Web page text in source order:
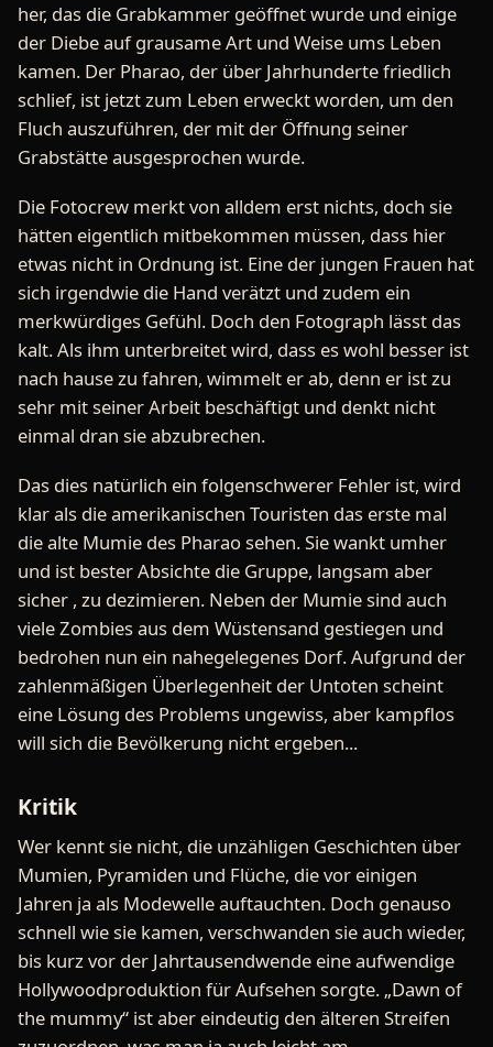
her, das die Grabkammer geöffnet wurde und einige
der Diebe auf grausame Art und Weise ums Leben
kamen. Der Pharao, der über Jahrhunderte friedlich
schlief, ist jetzt zum Leben erweckt worden, um den
Fluch auszuführen, der mit der Öffnung seiner
Grabstätte ausgesprochen wurde.
Die Fotocrew merkt von alldem erst nichts, doch sie
hätten eigentlich mitbekommen müssen, dass hier
etwas nicht in Ordnung ist. Eine der jungen Frauen hat
sich irgendwie die Hand verätzt und zudem ein
merkwürdiges Gefühl. Doch den Fotograph lässt das
kalt. Als ihm unterbreitet wird, dass es wohl besser ist
nach hause zu fahren, wimmelt er ab, denn er ist zu
sehr mit seiner Arbeit beschäftigt und denkt nicht
einmal dran sie abzubrechen.
Das dies natürlich ein folgenschwerer Fehler ist, wird
klar als die amerikanischen Touristen das erste mal
die alte Mumie des Pharao sehen. Sie wankt umher
und ist bester Absichte die Gruppe, langsam aber
sicher , zu dezimieren. Neben der Mumie sind auch
viele Zombies aus dem Wüstensand gestiegen und
bedrohen nun ein nahegelegenes Dorf. Aufgrund der
zahlenmäßigen Überlegenheit der Untoten scheint
eine Lösung des Problems ungewiss, aber kampflos
will sich die Bevölkerung nicht ergeben...
Kritik
Wer kennt sie nicht, die unzähligen Geschichten über
Mumien, Pyramiden und Flüche, die vor einigen
Jahren ja als Modewelle auftauchten. Doch genauso
schnell wie sie kamen, verschwanden sie auch wieder,
bis kurz vor der Jahrtausendwende eine aufwendige
Hollywoodproduktion für Aufsehen sorgte. „Dawn of
the mummy“ ist aber eindeutig den älteren Streifen